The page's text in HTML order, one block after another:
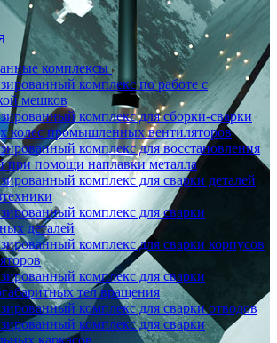
комплексы
комплекс по работе с
мешков
комплекс для сборки-сварки
колес промышленных вентиляторов
комплекс для восстановления
при помощи наплавки металла
комплекс для сварки деталей
комплекс для сварки
деталей
комплекс для сварки корпусов
комплекс для сварки
тел вращения
комплекс для сварки отводов
комплекс для сварки
каркасов